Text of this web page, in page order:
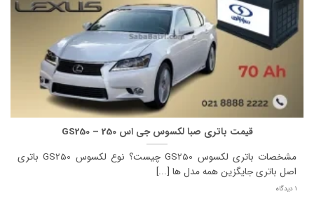
قیمت باتری صبا لکسوس جی اس 250 – GS250
مشخصات باتری لکسوس GS250 چیست؟ نوع لکسوس GS250 باتری
اصل باتری جایگزین همه مدل ها [...]
1 دیدگاه